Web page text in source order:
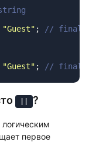
"Guest" ;
"Guest" ;
?
логическим
первое